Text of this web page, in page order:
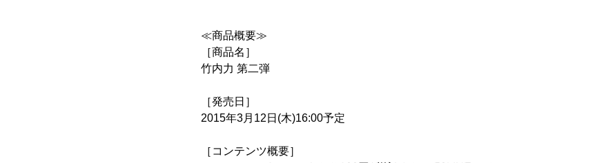
≪商品概要≫
［商品名］
竹内力 第二弾
［発売日］
2015年3月12日(木)16:00予定
［コンテンツ概要］